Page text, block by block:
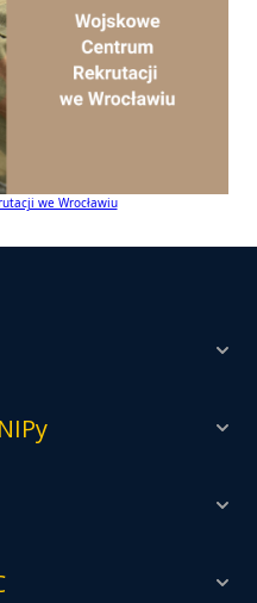
we Wrocławiu